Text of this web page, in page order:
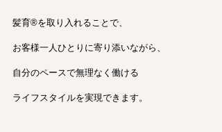
髪育®︎を取り入れることで、
お客様一人ひとりに寄り添いながら、
自分のペースで無理なく働ける
ライフスタイルを実現できます。